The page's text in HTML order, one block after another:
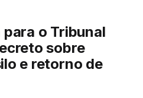
justo e transparente".
reduzir burocracias,
garantir que os apoios
estaremos a dar
argumenta o
o Tribunal
sobre
e retorno de